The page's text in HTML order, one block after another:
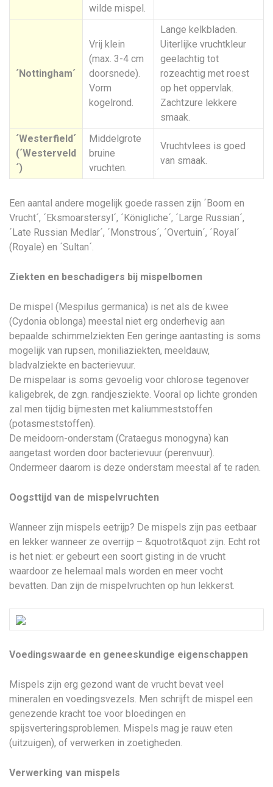
wilde mispel.
´Nottingham´
Vrij klein
(max. 3-4 cm
doorsnede).
Vorm
kogelrond.
Lange kelkbladen.
Uiterlijke vruchtkleur
geelachtig tot
rozeachtig met roest
op het oppervlak.
Zachtzure lekkere
smaak.
´Westerfield´
(´Westerveld
´)
Middelgrote
bruine
vruchten.
Vruchtvlees is goed
van smaak.
Een aantal andere mogelijk goede rassen zijn ´Boom en
Vrucht´, ´Eksmoarstersyl´, ´Königliche´, ´Large Russian´,
´Late Russian Medlar´, ´Monstrous´, ´Overtuin´, ´Royal´
(Royale) en ´Sultan´.
Ziekten en beschadigers bij mispelbomen
De mispel (Mespilus germanica) is net als de kwee
(Cydonia oblonga) meestal niet erg onderhevig aan
bepaalde schimmelziekten Een geringe aantasting is soms
mogelijk van rupsen, moniliaziekten, meeldauw,
bladvalziekte en bacterievuur.
De mispelaar is soms gevoelig voor chlorose tegenover
kaligebrek, de zgn. randjesziekte. Vooral op lichte gronden
zal men tijdig bijmesten met kaliummeststoffen
(potasmeststoffen).
De meidoorn-onderstam (Crataegus monogyna) kan
aangetast worden door bacterievuur (perenvuur).
Ondermeer daarom is deze onderstam meestal af te raden.
Oogsttijd van de mispelvruchten
Wanneer zijn mispels eetrijp? De mispels zijn pas eetbaar
en lekker wanneer ze overrijp – &quotrot&quot zijn. Echt rot
is het niet: er gebeurt een soort gisting in de vrucht
waardoor ze helemaal mals worden en meer vocht
bevatten. Dan zijn de mispelvruchten op hun lekkerst.
Voedingswaarde en geneeskundige eigenschappen
Mispels zijn erg gezond want de vrucht bevat veel
mineralen en voedingsvezels. Men schrijft de mispel een
genezende kracht toe voor bloedingen en
spijsverteringsproblemen. Mispels mag je rauw eten
(uitzuigen), of verwerken in zoetigheden.
Verwerking van mispels